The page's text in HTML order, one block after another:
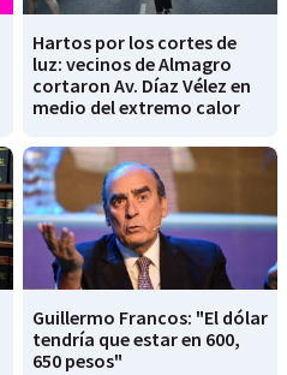
Hartos por los cortes de
luz: vecinos de Almagro
cortaron Av. Díaz Vélez en
medio del extremo calor
Guillermo Francos: "El dólar
tendría que estar en 600,
650 pesos"